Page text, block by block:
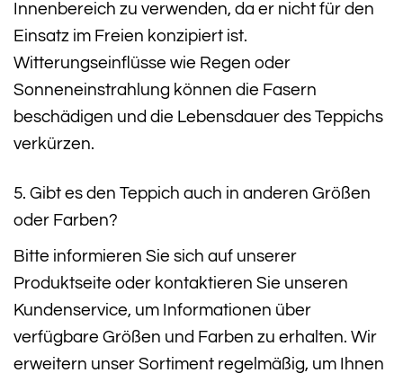
Innenbereich zu verwenden, da er nicht für den
Einsatz im Freien konzipiert ist.
Witterungseinflüsse wie Regen oder
Sonneneinstrahlung können die Fasern
beschädigen und die Lebensdauer des Teppichs
verkürzen.
5. Gibt es den Teppich auch in anderen Größen
oder Farben?
Bitte informieren Sie sich auf unserer
Produktseite oder kontaktieren Sie unseren
Kundenservice, um Informationen über
verfügbare Größen und Farben zu erhalten. Wir
erweitern unser Sortiment regelmäßig, um Ihnen